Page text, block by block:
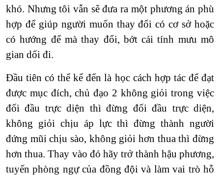
khó. Nhưng tôi vẫn sẽ đưa ra một phương án phù
hợp để giúp người muốn thay đổi có cơ sở hoặc
có hướng để mà thay đổi, bớt cái tính mưu mô
gian dối đi.
Đầu tiên có thể kể đến là học cách hợp tác để đạt
được mục đích, chủ đạo 2 không giỏi trong việc
đối đầu trực diện thì đừng đối đầu trực diện,
không giỏi chịu áp lực thì đừng thành người
đứng mũi chịu sào, không giỏi hơn thua thì đừng
hơn thua. Thay vào đó hãy trở thành hậu phương,
tuyến phòng ngự của đồng đội và làm vai trò hỗ